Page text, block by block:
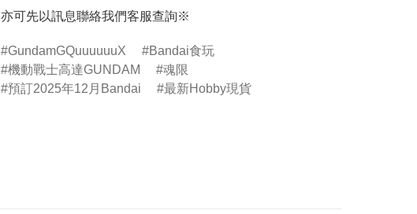
亦可先以訊息聯絡我們客服查詢※
GundamGQuuuuuuX
Bandai食玩
機動戰士高達GUNDAM
魂限
預訂2025年12月Bandai
最新Hobby現貨